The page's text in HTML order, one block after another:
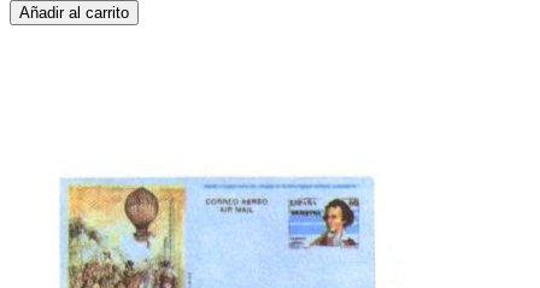
Añadir al carrito